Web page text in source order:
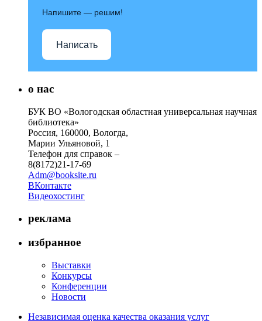
Напишите — решим!
Написать
о нас
БУК ВО «Вологодская областная универсальная научная
библиотека»
Россия, 160000, Вологда,
Марии Ульяновой, 1
Телефон для справок –
8(8172)21-17-69
Adm@booksite.ru
ВКонтакте
Видеохостинг
реклама
избранное
Выставки
Конкурсы
Конференции
Новости
Независимая оценка качества оказания услуг